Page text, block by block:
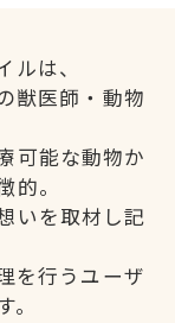
は、
獣医師・動物
可能な動物か
的。
いを取材し記
を行うユーザ